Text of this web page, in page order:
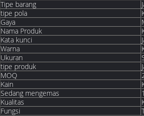
Tipe barang
tipe pola
Gaya
Nama Produk
Kata kunci
Warna
Ukuran
tipe produk
MOQ
Kain
Sedang mengemas
Kualitas
Fungsi